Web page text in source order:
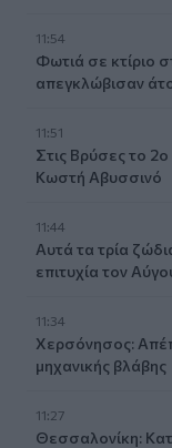
11:54
Φωτιά σε κτίριο
απεγκλώβισαν
11:51
Στις Βρύσες το
Κωστή Αβυσσινό
11:44
Αυτά τα τρία
επιτυχία τον
11:34
Χερσόνησος:
μηχανικής βλάβης
11:27
Θεσσαλονίκη: